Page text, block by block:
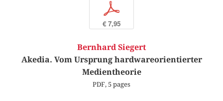
p
€ 7,95
Bernhard Siegert
Akedia. Vom Ursprung hardwareorientierter
Medientheorie
PDF, 5 pages